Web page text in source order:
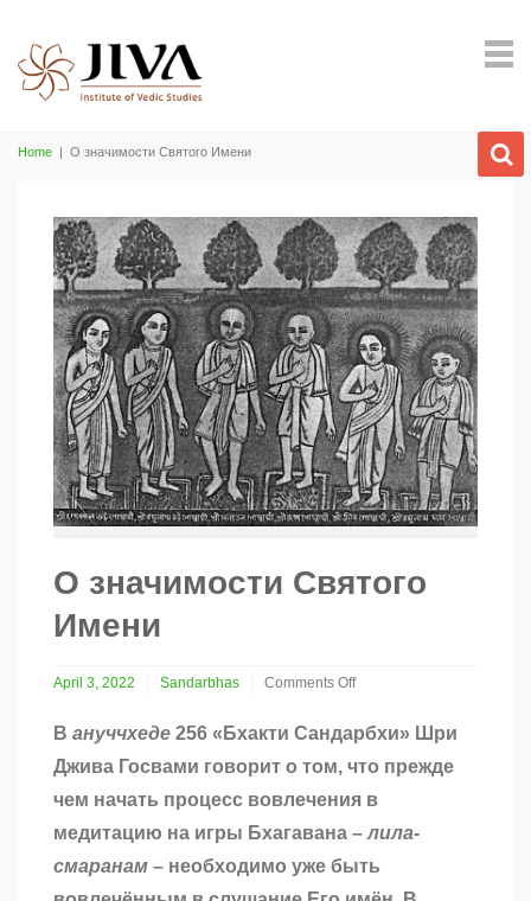
Home | О значимости Святого Имени
О значимости Святого
Имени
April 3, 2022 Sandarbhas
Comments Off
значимости
Святого
В ануччхеде 256 «Бхакти Сандарбхи» Шри
Джива Госвами говорит о том, что прежде
чем начать процесс вовлечения в
медитацию на игры Бхагавана –лила-
смаранам – необходимо уже быть